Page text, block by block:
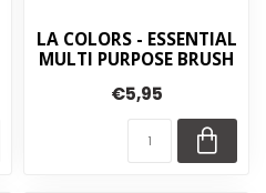
LA COLORS - ESSENTIAL
MULTI PURPOSE BRUSH
€5,95